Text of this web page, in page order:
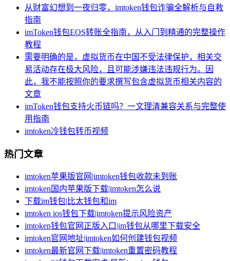
从财富幻想到一夜归零，imtoken钱包诈骗全解析与自救
指南
imToken钱包EOS转账全指南，从入门到精通的完整操作
教程
需要明确的是，虚拟货币在中国不受法律保护，相关交
易活动存在极大风险，且可能涉嫌违法违规行为。因
此，我不能按照你的要求撰写包含虚拟货币相关内容的
文章
imToken钱包支持火币链吗？一文理清兼容关系与完整使
用指南
imtoken冷钱包转币视频
热门文章
imtoken苹果版官网|imtoken钱包收款未到账
imtoken国内苹果版下载|imtoken怎么说
下载im钱包|比太钱包和im
imtoken ios钱包下载|imtoken提示风险资产
imtoken钱包官网正版入口|im钱包从哪里下载安全
imtoken官网地址|imtoken如何创建钱包视频
imtoken最新官网下载|imtoken重置密码教程